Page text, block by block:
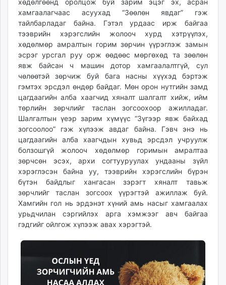
хөдөлгөөнд оролцож буй зарим эцэг эх, асран
хамгаалагчаас асуухад “Зөөлөн явдаг” гэж
тайлбарладаг байна. Гэтэл урдаас ирж байгаа
тээврийн хэрэгслийн жолооч хурд хэтрүүлэх,
хөдөлмөр амралтын горим зөрчин үүрэглэж замын
эсрэг урсгал руу орж өөдөөс мөргөхөд та зөөлөн
явж байсан ч машин дотор хамгаалалтгүй, сул
чөлөөтэй зөрчиж буй бага насны хүүхэд бэртэж
гэмтэх эрсдэл өндөр байдаг. Мөн орон нутгийн замд
цагдаагийн алба хаагчид хяналт шалгалт хийж, ийм
төрлийн зөрчлийг таслан зогсоохоор ажилладаг.
Шалгалтын үеэр зарим хүмүүс “Зүгээр явж байхад
зогсоолоо” гэж хүлээж авдаг байна. Гэвч энэ нь
цагдаагийн алба хаагчдын хувьд эрсдэл учруулж
болзошгүй жолооч хөдөлмөр горимын амралтаа
зөрчсөн эсэх, архи согтууруулах ундааны зүйл
хэрэглэсэн байна уу, тээврийн хэрэгслийн бүрэн
бүтэн байдлыг хангасан зэрэгт хяналт тавьж
зөрчлийг таслан зогсоох үүрэгтэй ажиллаж буй.
Хамгийн гол нь эрдэнэт хүний амь насыг хамгаалах
урьдчилан сэргийлэх арга хэмжээг авч байгаа
гэдгийг ойлгож хүлээж авах хэрэгтэй.